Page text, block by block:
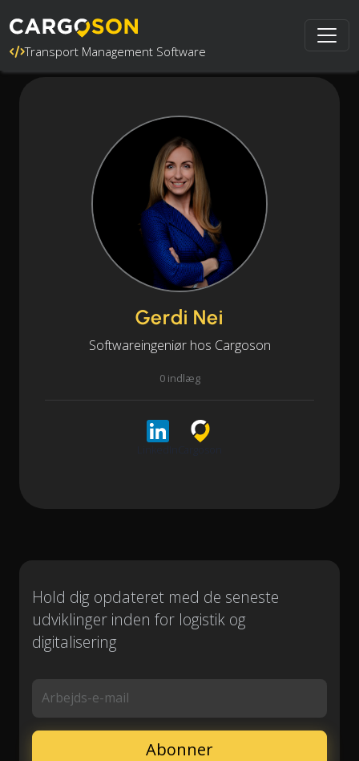
Transport Management Software
Gerdi Nei
Softwareingeniør hos Cargoson
0 indlæg
Hold dig opdateret med de seneste
udviklinger inden for logistik og
digitalisering
Arbejds-e-mail